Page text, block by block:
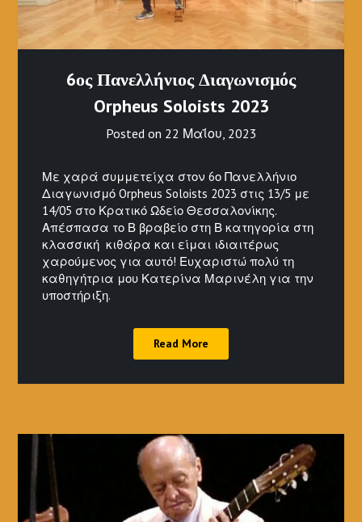
6ος Πανελλήνιος Διαγωνισμός
Orpheus Soloists 2023
Posted on 22 Μαΐου, 2023
Με χαρά συμμετείχα στον 6ο Πανελλήνιο
Διαγωνισμό Orpheus Soloists 2023 στις 13/5 με
14/05 στο Κρατικό Ωδείο Θεσσαλονίκης.
Απέσπασα το Β βραβείο στη Β κατηγορία στη
κλασσική κιθάρα και είμαι ιδιαιτέρως
χαρούμενος για αυτό! Ευχαριστώ πολύ τη
καθηγήτρια μου Κατερίνα Μαρινέλη για την
υποστήριξη.
Read More